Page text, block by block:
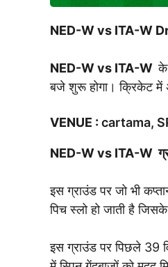
NED-W vs ITA-W
NED-W vs ITA-Wके
बजे शुरू होगा। क्रिकेट में
VENUE : cartama,
NED-W vs ITA-W
इस ग्राउंड पर जो भी
पिच स्लो हो जाती है
इस ग्राउंड पर पिछले 39